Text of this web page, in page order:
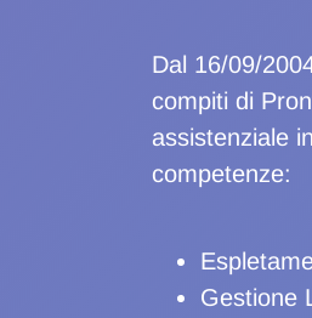
Dal 16/09/
compiti di
assistenziale
competenze:
Gestione